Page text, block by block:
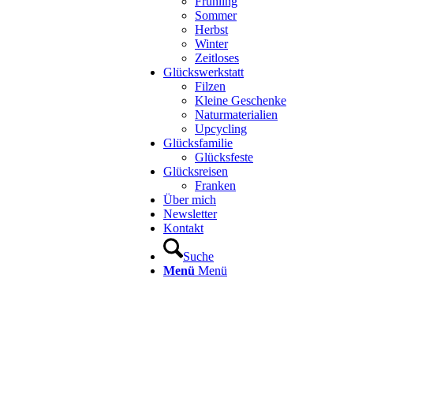
Sommer
Herbst
Winter
Zeitloses
Glückswerkstatt
Filzen
Kleine Geschenke
Naturmaterialien
Upcycling
Glücksfamilie
Glücksfeste
Glücksreisen
Franken
Über mich
Newsletter
Kontakt
Suche
Menü Menü